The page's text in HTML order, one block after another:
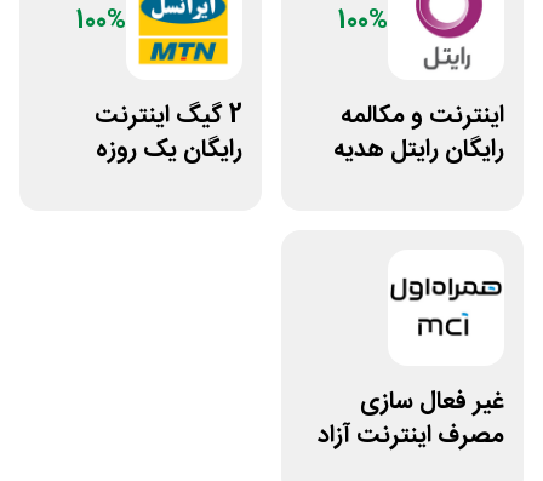
100%
اینترنت و مکالمه
رایگان رایتل هدیه
100%
2 گیگ اینترنت
رایگان یک روزه
غیر فعال سازی
مصرف اینترنت آزاد